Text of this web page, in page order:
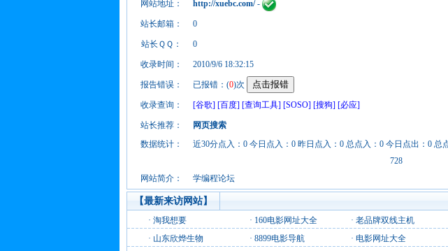
网站地址： http://xuebc.com/-
站长邮箱： 0
站长ＱＱ： 0
收录时间： 2010/9/6 18:32:15
报告错误： 已报错：(0)次
收录查询： [谷歌] [百度] [查询工具] [SOSO] [搜狗] [必应]
站长推荐：
网页搜索
数据统计：
近30分点入：0 今日点入：0 昨日点入：0 总点入：0 今日点出：0 总
728
网站简介：
学编程论坛
【最新来访网站】
· 淘我想要 · 160电影网址大全 · 老品牌双线主机
· 山东欣烨生物 · 8899电影导航 · 电影网址大全